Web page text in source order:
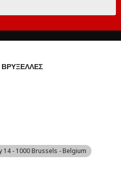
ΒΡΥΞΕΛΛΕΣ
14 - 1000 Brussels - Belgium